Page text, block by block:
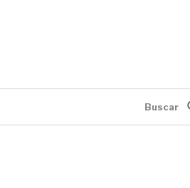
Buscar